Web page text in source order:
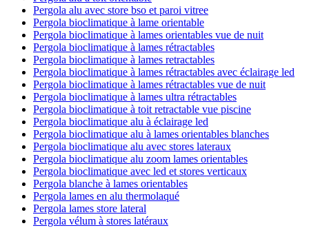
Pergola alu avec store bso et paroi vitree
Pergola bioclimatique à lame orientable
Pergola bioclimatique à lames orientables vue de nuit
Pergola bioclimatique à lames rétractables
Pergola bioclimatique à lames retractables
Pergola bioclimatique à lames rétractables avec éclairage led
Pergola bioclimatique à lames rétractables vue de nuit
Pergola bioclimatique à lames ultra rétractables
Pergola bioclimatique à toit retractable vue piscine
Pergola bioclimatique alu à éclairage led
Pergola bioclimatique alu à lames orientables blanches
Pergola bioclimatique alu avec stores lateraux
Pergola bioclimatique alu zoom lames orientables
Pergola bioclimatique avec led et stores verticaux
Pergola blanche à lames orientables
Pergola lames en alu thermolaqué
Pergola lames store lateral
Pergola vélum à stores latéraux